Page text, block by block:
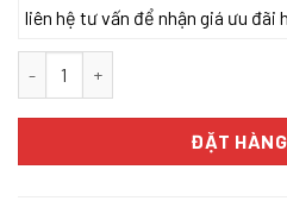
liên hệ tư vấn để nhận giá ưu đãi
ĐẶT